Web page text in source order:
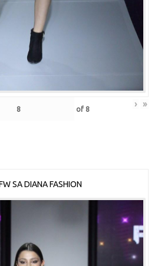
of 8 › »
SA DIANA FASHION